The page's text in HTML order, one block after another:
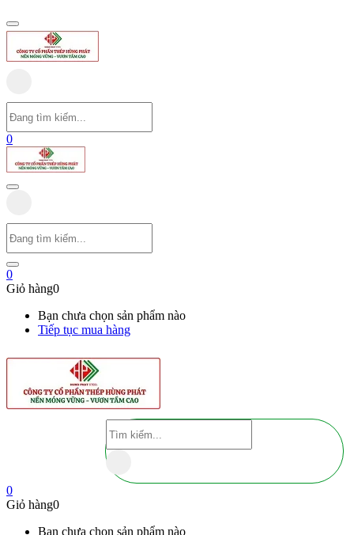
0
0
Giỏ hàng0
Bạn chưa chọn sản phẩm nào
Tiếp tục mua hàng
0
Giỏ hàng0
Bạn chưa chọn sản phẩm nào